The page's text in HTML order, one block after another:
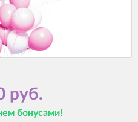
руб.
бонусами!